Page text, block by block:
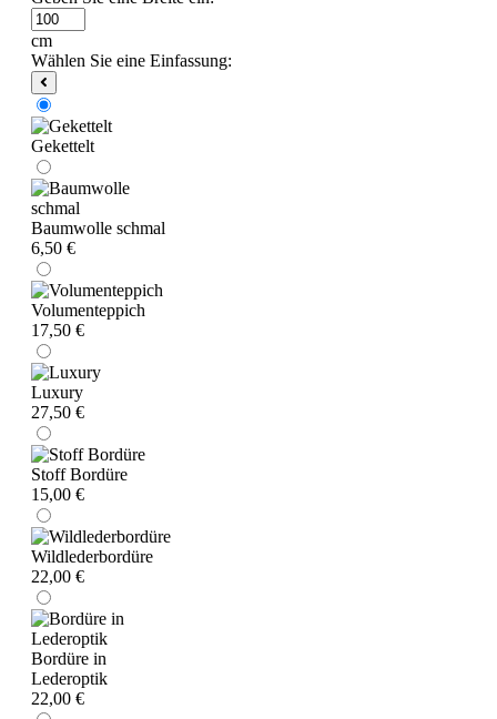
cm
Wählen Sie eine Einfassung:
Gekettelt
Baumwolle schmal
6,50 €
Volumenteppich
17,50 €
Luxury
27,50 €
Stoff Bordüre
15,00 €
Wildlederbordüre
22,00 €
Bordüre in
Lederoptik
22,00 €